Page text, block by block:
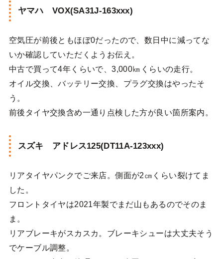
ヤマハ VOX(SA31J-163xxx)
空気圧が前後ともほぼ0だったので、数日中に減ってな
いか確認していただくようお伝え。
中古で買って4年くらいで、3,000㎞くらいの走行。
オイル交換、バッテリー交換、プラグ交換はやったそ
う。
前後タイヤ交換含め一通り点検した方が良い箇所案内。
スズキ アドレス125(DT11A-123xxx)
リアタイヤパンクでご来店。側面が2㎝くらい裂けてま
した。
フロントタイヤは2021年製でまだ山もあるのでそのま
ま。
リアブレーキがスカスカ。ブレーキシューは大丈夫そう
でケーブル調整。